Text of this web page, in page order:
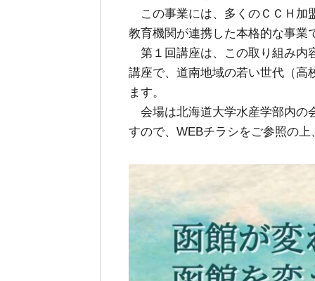
この事業には、多くのＣＣＨ加
教育機関が連携した本格的な事業
第１回講座は、この取り組み内
講座で、道南地域の若い世代（高
ます。
会場は北海道大学水産学部内の
すので、WEBチラシをご参照の